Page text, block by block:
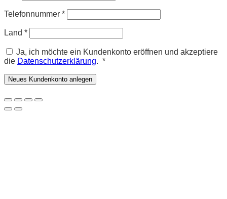
Telefonnummer *
Land *
Ja, ich möchte ein Kundenkonto eröffnen und akzeptiere
die Datenschutzerklärung. *Erforderlich
Neues Kundenkonto anlegen